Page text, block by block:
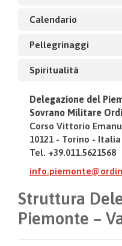
Calendario
Pellegrinaggi
Spiritualità
Delegazione del
Sovrano Militare
Corso Vittorio
10121 - Torino - Italia
Tel. +39.011.5621568
Struttura
Piemonte –